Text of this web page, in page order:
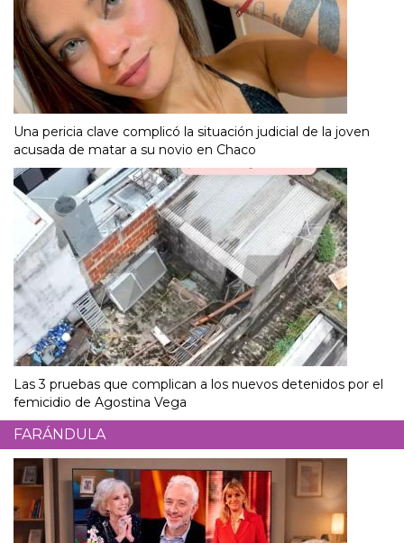
Una pericia clave complicó la situación judicial de la joven
acusada de matar a su novio en Chaco
Las 3 pruebas que complican a los nuevos detenidos por el
femicidio de Agostina Vega
FARÁNDULA